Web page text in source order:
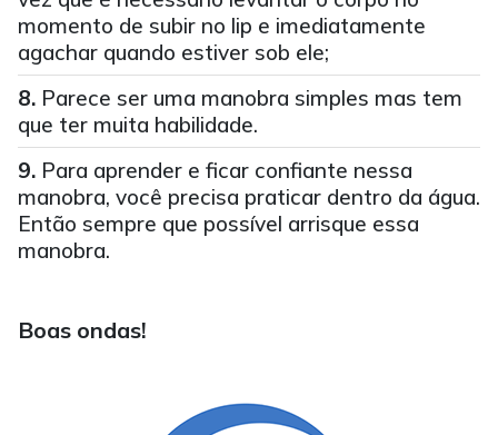
momento de subir no lip e imediatamente
agachar quando estiver sob ele;
Parece ser uma manobra simples mas tem
que ter muita habilidade.
Para aprender e ficar confiante nessa
manobra, você precisa praticar dentro da água.
Então sempre que possível arrisque essa
manobra.
Boas ondas!